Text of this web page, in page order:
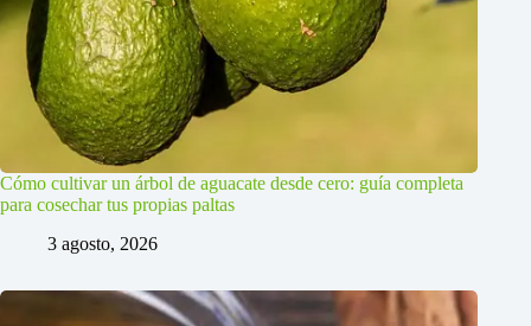
Cómo cultivar un árbol de aguacate desde cero: guía completa
para cosechar tus propias paltas
3 agosto, 2026